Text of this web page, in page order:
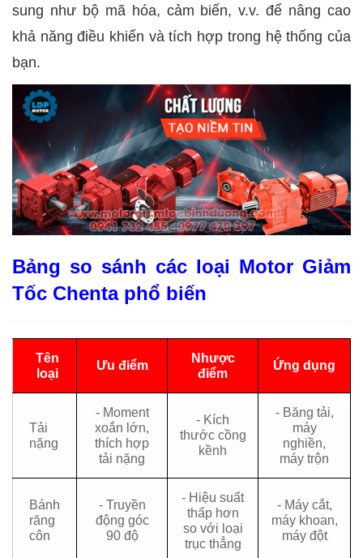
sung như bộ mã hóa, cảm biến, v.v. để nâng cao
khả năng điều khiển và tích hợp trong hệ thống của
bạn.
Bảng so sánh các loại Motor Giảm
Tốc Chenta phổ biến
Tên
loại
Ưu điểm
Nhược
điểm
Ứng dụng
Tải
nặng
- Moment
xoắn lớn,
thích hợp
tải nặng
- Kích
thước cồng
kềnh
- Băng tải,
máy
nghiền,
máy trộn
Bánh
răng
côn
- Truyền
động góc
90 độ
- Hiệu suất
thấp hơn
so với loại
trục thẳng
- Máy cắt,
máy khoan,
máy đột